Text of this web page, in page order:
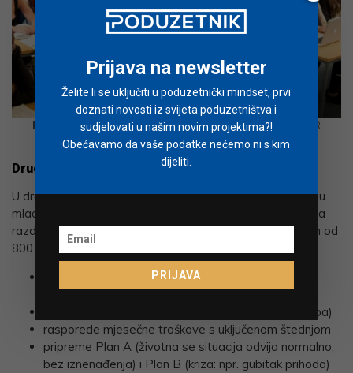
Novi školski modul: Uvod u osobne financije / Foto: PR
Poduzetnik
Druga faza – prijelaz na višu razinu
U drugoj fazi modula učenici prelaze u novu ulogu. Postaju
mladi financijski savjetnici koji dobivaju “klijenta” – sebe na
razdoblje od pet godina. Raspolažu mjesečnim prihodom od
800 € i zadatkom da:
proračunaju sve osnovne životne troškove (najam,
predlože konkretan financijski cilj (npr. kupnja laptopa)
rasporede mjesečne troškove s uključenom štednjom
pripreme Plan A (životna se situacija odvija normalno,
bez iznenađenja) i Plan B (kriza: npr. gubitak prihoda)
Prijava na newsletter
Želite li se uključiti u poduzetnički mindset, prvi
doznati novosti iz svijeta poduzetništva i
sudjelovati u našim novim projektima?!
Obećavamo da vaše podatke nećemo ni s kim
dijeliti.
PRIJAVA